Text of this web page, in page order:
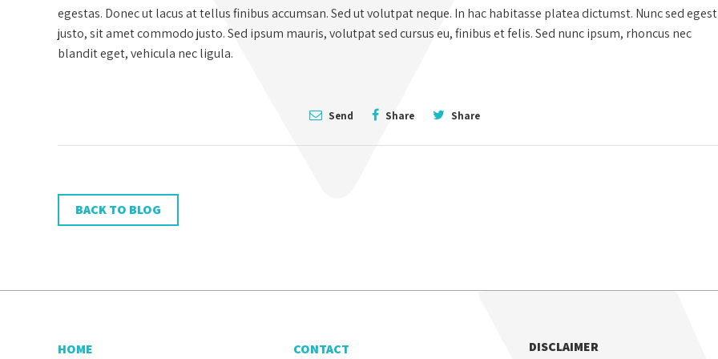
egestas. Donec ut lacus at tellus finibus accumsan. Sed ut volutpat neque. In hac habitasse platea dictumst. Nunc sed
justo, sit amet commodo justo. Sed ipsum mauris, volutpat sed cursus eu, finibus et felis. Sed nunc ipsum, rhoncus nec
blandit eget, vehicula nec ligula.
Send Share Share
BACK TO BLOG
HOME CONTACT DISCLAIMER